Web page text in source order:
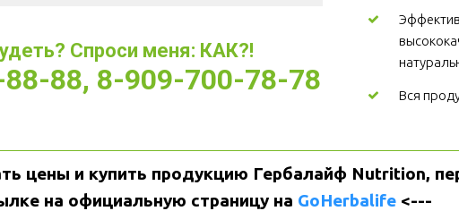
Спроси меня: КАК?!
88, 8-909-700-78-78 Вся
цены и купить продукцию Гербалайф Nutrition,
на официальную страницу на GoHerbalife <---